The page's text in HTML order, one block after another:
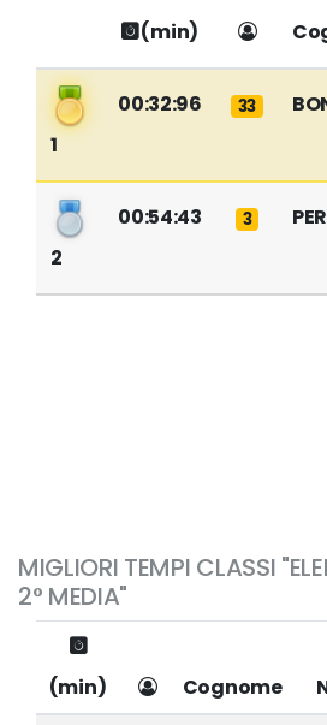
(min)
1
00:32:96 33
2
00:54:43 3
MIGLIORI TEMPI CLASSI
2° MEDIA"
(min) Cognome